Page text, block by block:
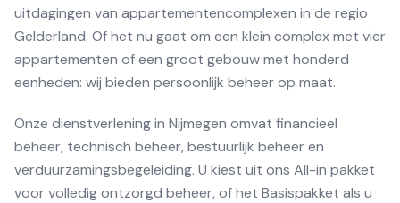
uitdagingen van appartementencomplexen in de regio
Gelderland. Of het nu gaat om een klein complex met vier
appartementen of een groot gebouw met honderd
eenheden: wij bieden persoonlijk beheer op maat.
Onze dienstverlening in Nijmegen omvat financieel
beheer, technisch beheer, bestuurlijk beheer en
verduurzamingsbegeleiding. U kiest uit ons All-in pakket
voor volledig ontzorgd beheer, of het Basispakket als u